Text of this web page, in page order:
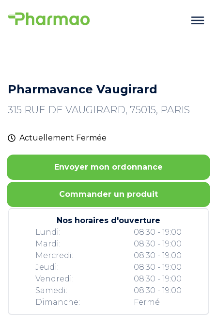
Pharmavance Vaugirard
315 RUE DE VAUGIRARD, 75015, PARIS
Actuellement Fermée
Envoyer mon ordonnance
Commander un produit
Nos horaires d'ouverture
Lundi:
Mardi:
Mercredi:
Jeudi:
Vendredi:
Samedi:
Dimanche:
08:30 - 19:00
08:30 - 19:00
08:30 - 19:00
08:30 - 19:00
08:30 - 19:00
08:30 - 19:00
Fermé